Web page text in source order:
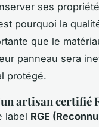
ses
pourquoi la
que le
panneau sera
protégé.
artisan certifié
label RGE